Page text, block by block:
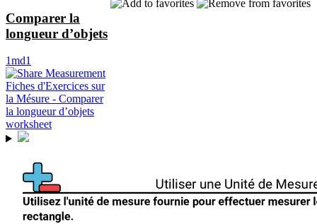
Comparer la
longueur d’objets
1md1